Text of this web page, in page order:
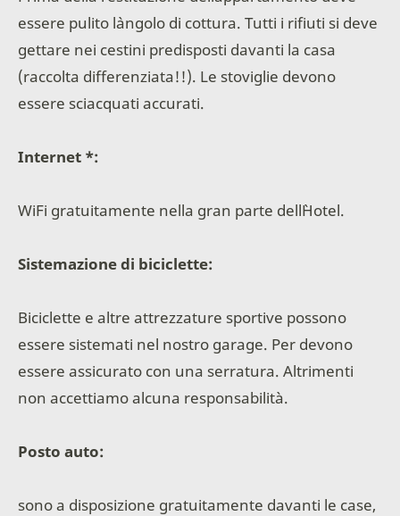
essere pulito l`angolo di cottura. Tutti i rifiuti si deve
gettare nei cestini predisposti davanti la casa
(raccolta differenziata!!). Le stoviglie devono
essere sciacquati accurati.
Internet *:
WiFi gratuitamente nella gran parte dell`Hotel.
Sistemazione di biciclette:
Biciclette e altre attrezzature sportive possono
essere sistemati nel nostro garage. Per devono
essere assicurato con una serratura. Altrimenti
non accettiamo alcuna responsabilità.
Posto auto:
sono a disposizione gratuitamente davanti le case,